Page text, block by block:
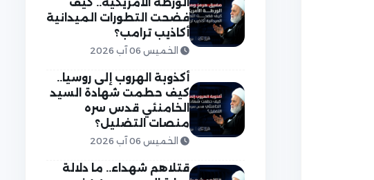
فضحت التطورات الميدانية
أكاذيب ترامب؟
الخميس 06 آب 2026
أكذوبة الهروب إلى روسيا..
كيف حطمت شهادة السيد
الخامنئي قدس سره
منصات التضليل؟
الخميس 06 آب 2026
قتلاهم شهداء.. ما دلالة